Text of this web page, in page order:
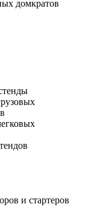
домкратов
и стартеров